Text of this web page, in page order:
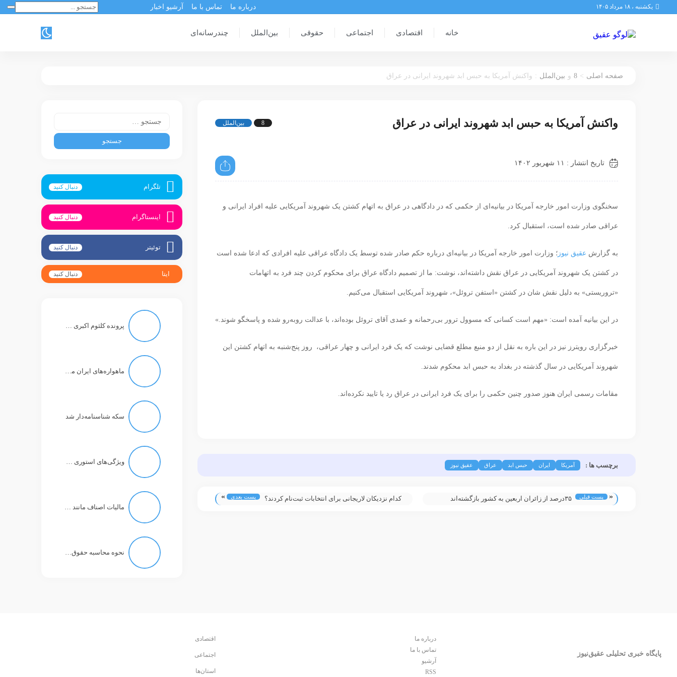
یکشنبه ، ۱۸ مرداد ۱۴۰۵ درباره ما تماس با ما آرشیو اخبار
خانه اقتصادی اجتماعی حقوقی بین‌الملل چندرسانه‌ای
صفحه اصلی >
8 و بین‌الملل : واکنش آمریکا به حبس ابد شهروند ایرانی در عراق
واکنش آمریکا به حبس ابد شهروند ایرانی در عراق 8 بین‌الملل
تاریخ انتشار : ۱۱ شهریور ۱۴۰۲
سخنگوی وزارت امور خارجه آمریکا در بیانیه‌‌‌ای از حکمی که در دادگاهی در عراق به اتهام کشتن یک شهروند آمریکایی علیه افراد ایرانی و
عراقی صادر شده است، استقبال کرد.
به گزارش عقیق نیوز ؛ وزارت امور خارجه آمریکا در بیانیه‌‌‌ای درباره حکم صادر شده توسط یک دادگاه عراقی علیه افرادی که ادعا شده است
در کشتن یک شهروند آمریکایی در عراق نقش داشته‌‌‌اند، نوشت: ما از تصمیم دادگاه عراق برای محکوم کردن چند فرد به اتهامات
«تروریستی» به دلیل نقش شان در کشتن «استفن تروئل»، شهروند آمریکایی استقبال می‌‌‌کنیم.
در این بیانیه آمده است: «مهم است کسانی که مسوول ترور بی‌‌‌رحمانه و عمدی آقای تروئل بوده‌‌‌اند، با عدالت روبه‌‌‌رو شده و پاسخگو شوند.»
خبرگزاری رویترز نیز در این باره به نقل از دو منبع مطلع قضایی نوشت که یک فرد ایرانی و چهار عراقی، ‌‌‌ روز پنج‌شنبه به اتهام کشتن این
شهروند آمریکایی در سال گذشته در بغداد به حبس ابد محکوم شدند.
مقامات رسمی ایران هنوز صدور چنین حکمی را برای یک فرد ایرانی در عراق رد یا تایید نکرده‌‌‌اند.
برچسب ها : آمریکا ایران حبس ابد عراق عقیق نیوز
« پست قبلی ۳۵درصد از زائران اربعین به کشور بازگشته‌اند کدام نزدیکان لاریجانی برای انتخابات ثبت‌نام کردند؟ پست بعدی »
تلگرام دنبال کنید
اینستاگرام دنبال کنید
توئیتر دنبال کنید
ایتا دنبال کنید
پرونده کلثوم اکبری به کجا کشید؟
ماهواره‌های ایران می‌توانند تصاویر رنگی با دقت یک متر بگیرند
سکه شناسنامه‌دار شد
ویژگی‌های استوری در تلگرام چه خواهد بود؟
مالیات اصناف مانند مالیات کارمند با حقوق ۱۱ میلیون تومان است!
نحوه محاسبه حقوق بازنشستگان تغییر نکرد
پایگاه خبری تحلیلی عقیق‌نیوز
درباره ما
تماس با ما
آرشیو
RSS
اقتصادی
اجتماعی
استان‌ها